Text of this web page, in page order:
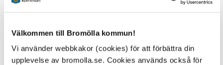
Välkommen till Bromölla kommun!
Vi använder webbkakor (cookies) för att förbättra din
upplevelse av bromolla.se. Cookies används också för
Faciliteter som bland annat grillplatser, lekplatser,
bad och är frivilliga att registrera. I Bromölla kommun har
vi tre registrerade EU-bad.